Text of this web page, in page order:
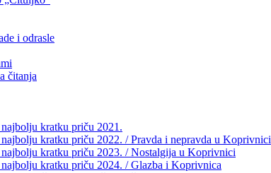
i odrasle
čitanja
kratku priču 2021.
kratku priču 2022. / Pravda i nepravda u Koprivnici
kratku priču 2023. / Nostalgija u Koprivnici
kratku priču 2024. / Glazba i Koprivnica